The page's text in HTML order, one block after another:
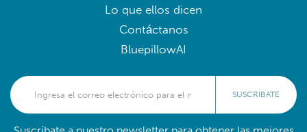
Lo que ellos dicen
Contáctanos
BluepillowAI
SUSCRÍBATE